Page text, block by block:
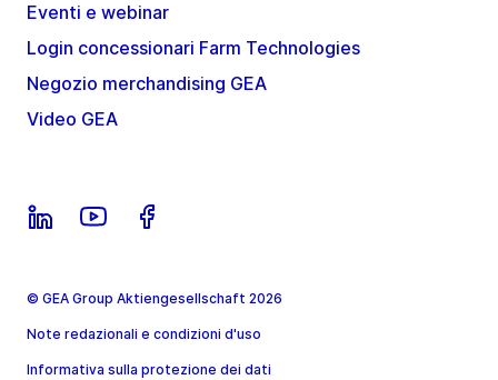
Eventi e webinar
Login concessionari Farm Technologies
Negozio merchandising GEA
Video GEA
© GEA Group Aktiengesellschaft 2026
Note redazionali e condizioni d'uso
Informativa sulla protezione dei dati